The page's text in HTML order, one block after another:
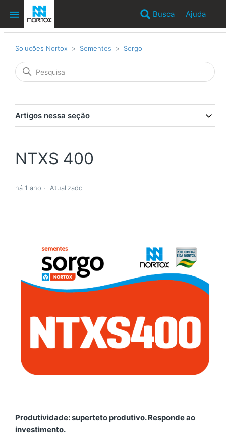
Busca Ajuda
Soluções Nortox Sementes Sorgo
Artigos nessa seção
NTXS 400
há 1 ano Atualizado
Produtividade: superteto produtivo. Responde ao
investimento.